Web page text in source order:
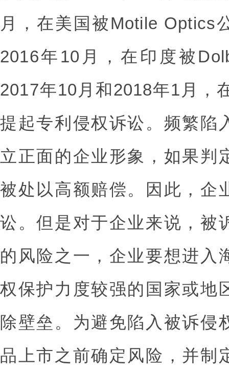
月，在美国被Motile Optics
2016年10月，在印度被
2017年10月和2018年1月，
提起专利侵权诉讼。频繁陷
立正面的企业形象，如果判
被处以高额赔偿。因此，企
讼。但是对于企业来说，被
的风险之一，企业要想进入
权保护力度较强的国家或地
除壁垒。为避免陷入被诉侵
品上市之前确定风险，并制